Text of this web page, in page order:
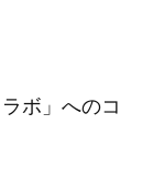
ボ」へのコ